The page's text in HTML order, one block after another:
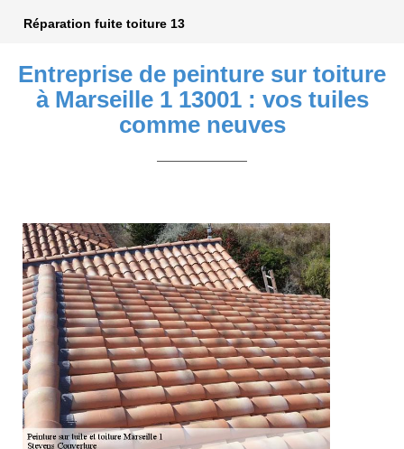
Réparation fuite toiture 13
Entreprise de peinture sur toiture
à Marseille 1 13001 : vos tuiles
comme neuves